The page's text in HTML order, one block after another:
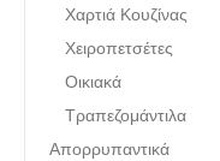
Χαρτιά Κουζίνας
Χειροπετσέτες
Οικιακά
Τραπεζομάντιλα
Απορρυπαντικά